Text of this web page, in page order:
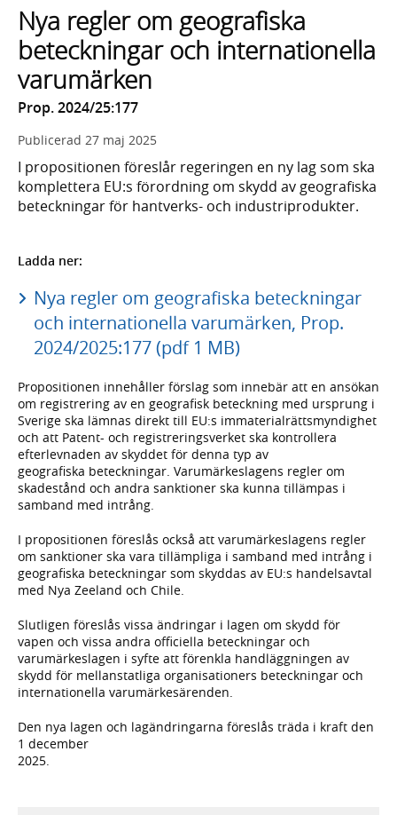
Nya regler om geografiska
beteckningar och internationella
varumärken
Prop. 2024/25:177
Publicerad 27 maj 2025
I propositionen föreslår regeringen en ny lag som ska
komplettera EU:s förordning om skydd av geografiska
beteckningar för hantverks- och industriprodukter.
Ladda ner:
Nya regler om geografiska beteckningar
och internationella varumärken, Prop.
2024/2025:177 (pdf 1 MB)
Propositionen innehåller förslag som innebär att en ansökan
om registrering av en geografisk beteckning med ursprung i
Sverige ska lämnas direkt till EU:s immaterialrättsmyndighet
och att Patent- och registreringsverket ska kontrollera
efterlevnaden av skyddet för denna typ av
geografiska beteckningar. Varumärkeslagens regler om
skadestånd och andra sanktioner ska kunna tillämpas i
samband med intrång.
I propositionen föreslås också att varumärkeslagens regler
om sanktioner ska vara tillämpliga i samband med intrång i
geografiska beteckningar som skyddas av EU:s handelsavtal
med Nya Zeeland och Chile.
Slutligen föreslås vissa ändringar i lagen om skydd för
vapen och vissa andra officiella beteckningar och
varumärkeslagen i syfte att förenkla handläggningen av
skydd för mellanstatliga organisationers beteckningar och
internationella varumärkesärenden.
Den nya lagen och lagändringarna föreslås träda i kraft den
1 december
2025.